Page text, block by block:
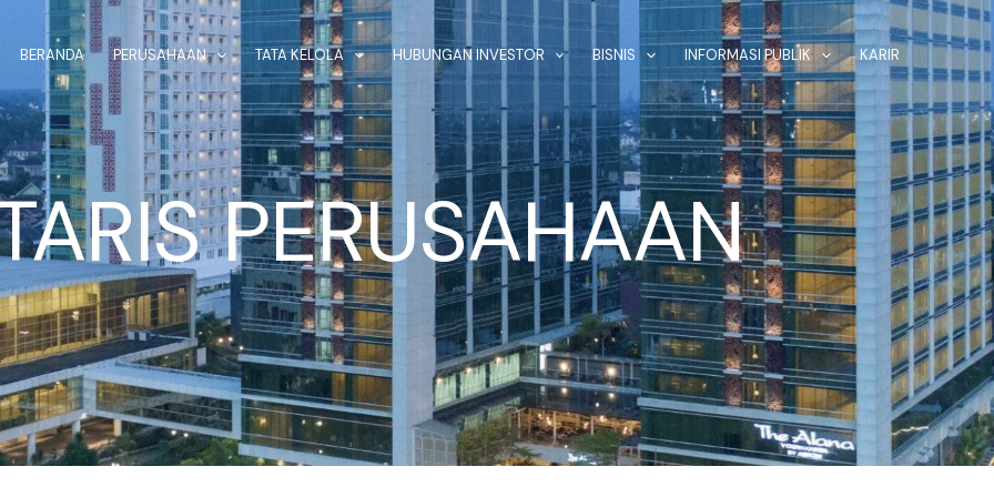
BERANDA PERUSAHAAN TATA KELOLA HUBUNGAN INVESTOR BISNIS INFORMASI PUBLIK KARIR
PERUSAHAAN